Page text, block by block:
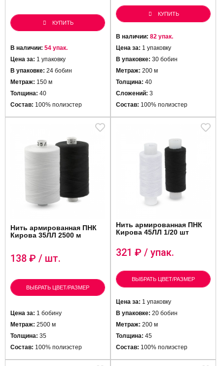
КУПИТЬ
В наличии: 54 упак.
Цена за: 1 упаковку
В упаковке: 24 бобин
Метраж: 150 м
Толщина: 40
Состав: 100% полиэстер
КУПИТЬ
В наличии: 82 упак.
Цена за: 1 упаковку
В упаковке: 30 бобин
Метраж: 200 м
Толщина: 40
Сложений: 3
Состав: 100% полиэстер
Нить армированная ПНК
Кирова 35ЛЛ 2500 м
138 ₽ / шт.
ВЫБРАТЬ ЦВЕТ/РАЗМЕР
Цена за: 1 бобину
Метраж: 2500 м
Толщина: 35
Состав: 100% полиэстер
Нить армированная ПНК
Кирова 45ЛЛ 1/20 шт
321 ₽ / упак.
ВЫБРАТЬ ЦВЕТ/РАЗМЕР
Цена за: 1 упаковку
В упаковке: 20 бобин
Метраж: 200 м
Толщина: 45
Состав: 100% полиэстер